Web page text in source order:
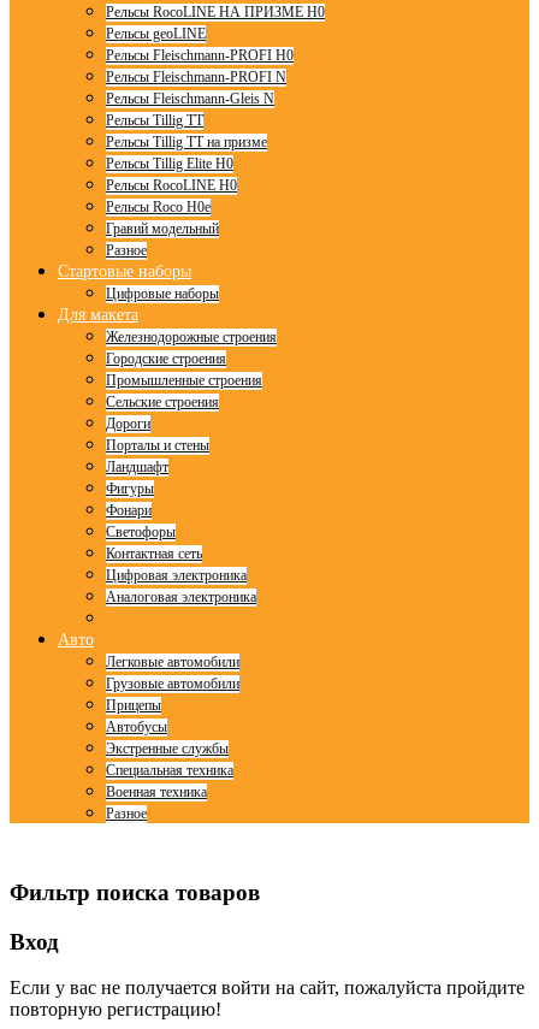
Рельсы RocoLINE НА ПРИЗМЕ H0
Рельсы geoLINE
Рельсы Fleischmann-PROFI H0
Рельсы Fleischmann-PROFI N
Рельсы Fleischmann-Gleis N
Рельсы Tillig TT
Рельсы Tillig TT на призме
Рельсы Tillig Elite H0
Рельсы RocoLINE H0
Рельсы Roco H0e
Гравий модельный
Разное
Стартовые наборы
Цифровые наборы
Для макета
Железнодорожные строения
Городские строения
Промышленные строения
Сельские строения
Дороги
Порталы и стены
Ландшафт
Фигуры
Фонари
Светофоры
Контактная сеть
Цифровая электроника
Аналоговая электроника
Авто
Легковые автомобили
Грузовые автомобили
Прицепы
Автобусы
Экстренные службы
Специальная техника
Военная техника
Разное
Фильтр поиска товаров
Вход
Если у вас не получается войти на сайт, пожалуйста пройдите
повторную регистрацию!